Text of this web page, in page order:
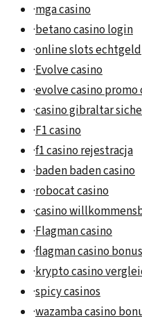
·mga casino
·betano casino login
·online slots echtgeld
·Evolve casino
·evolve casino promo
·casino gibraltar
·F1 casino
·f1 casino rejestracja
·baden baden casino
·robocat casino
·casino
·Flagman casino
·flagman casino
·krypto casino
·spicy casinos
·wazamba casino